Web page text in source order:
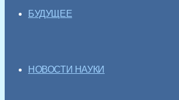
БУДУЩЕЕ
НОВОСТИ НАУКИ